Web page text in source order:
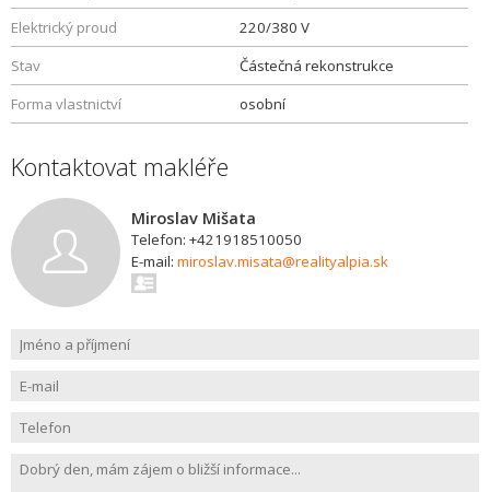
Elektrický proud
220/380 V
Stav
Částečná rekonstrukce
Forma vlastnictví
osobní
Kontaktovat makléře
Miroslav Mišata
Telefon: +421918510050
E-mail: miroslav.misata@realityalpia.sk